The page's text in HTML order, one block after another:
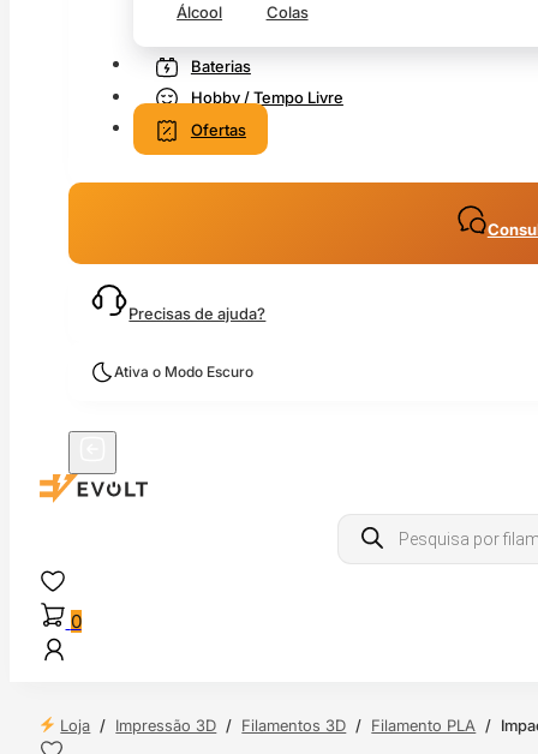
Álcool Colas
Baterias
Hobby / Tempo Livre
Ofertas
Precisas de ajuda?
Ativa o Modo Escuro
Products
search
0
Loja / Impressão 3D / Filamentos 3D / Filamento PLA /